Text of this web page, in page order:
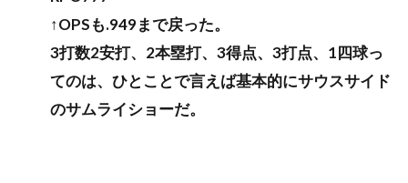
↑OPSも.949まで戻った。
3打数2安打、2本塁打、3得点、3打点、1四球っ
てのは、ひとことで言えば基本的にサウスサイド
のサムライショーだ。